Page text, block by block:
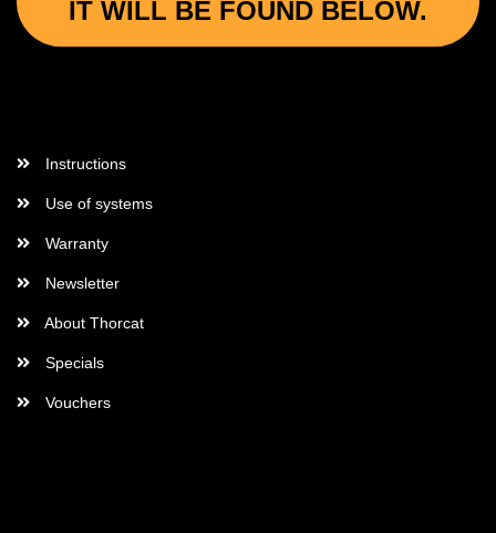
IT WILL BE FOUND BELOW.
Instructions
Use of systems
Warranty
Newsletter
About Thorcat
Specials
Vouchers